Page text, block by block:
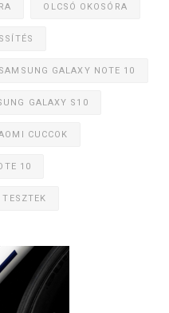
OLCSÓ OKOSÓRA
SAMSUNG GALAXY NOTE 10
GALAXY S10
CUCCOK
10